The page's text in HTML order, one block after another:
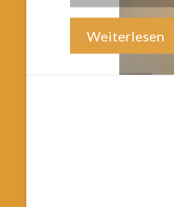
Weiterlesen
Weiterlesen